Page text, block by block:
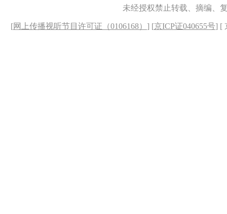
未经授权禁止转载、摘编、
[网上传播视听节目许可证（0106168） ] [京ICP证040655号] [